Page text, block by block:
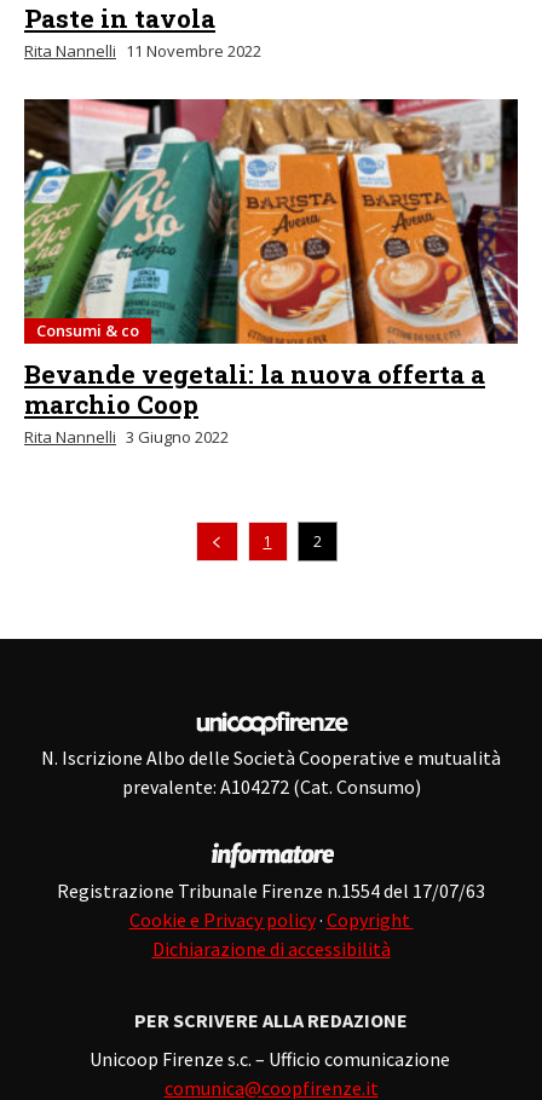
Paste in tavola
Rita Nannelli 11 Novembre 2022
Consumi & co
Bevande vegetali: la nuova offerta a
marchio Coop
Rita Nannelli 3 Giugno 2022
Pagina precedente
1 2
N. Iscrizione Albo delle Società Cooperative e mutualità
prevalente: A104272 (Cat. Consumo)
Registrazione Tribunale Firenze n.1554 del 17/07/63
Cookie e Privacy policy· Copyright
Dichiarazione di accessibilità
PER SCRIVERE ALLA REDAZIONE
Unicoop Firenze s.c. – Ufficio comunicazione
comunica@coopfirenze.it